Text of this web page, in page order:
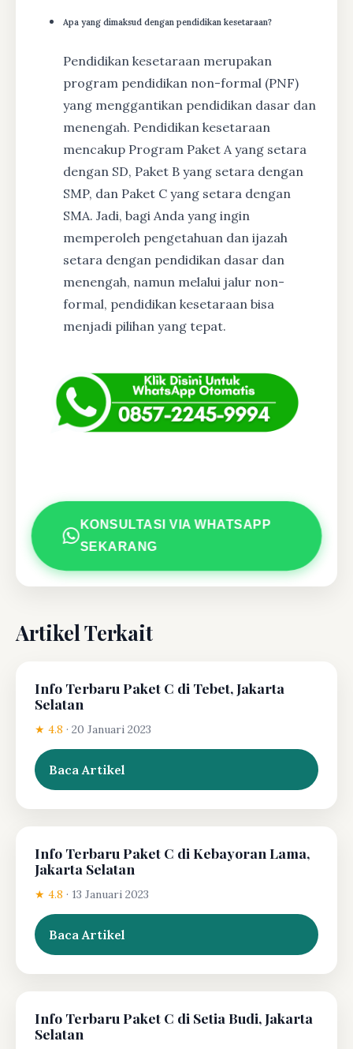
Apa yang dimaksud dengan pendidikan kesetaraan?
Pendidikan kesetaraan merupakan
program pendidikan non-formal (PNF)
yang menggantikan pendidikan dasar dan
menengah. Pendidikan kesetaraan
mencakup Program Paket A yang setara
dengan SD, Paket B yang setara dengan
SMP, dan Paket C yang setara dengan
SMA. Jadi, bagi Anda yang ingin
memperoleh pengetahuan dan ijazah
setara dengan pendidikan dasar dan
menengah, namun melalui jalur non-
formal, pendidikan kesetaraan bisa
menjadi pilihan yang tepat.
KONSULTASI VIA WHATSAPP
SEKARANG
Artikel Terkait
Info Terbaru Paket C di Tebet, Jakarta
Selatan
★ 4.8 · 20 Januari 2023
Baca Artikel
Info Terbaru Paket C di Kebayoran Lama,
Jakarta Selatan
★ 4.8 · 13 Januari 2023
Baca Artikel
Info Terbaru Paket C di Setia Budi, Jakarta
Selatan